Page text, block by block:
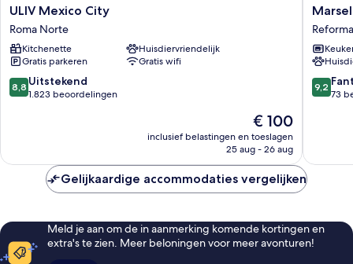
ULIV
Mexico
City
Roma
Norte
ULIV Mexico City
Roma Norte
Kitchenette
Huisdiervriendelijk
Gratis parkeren
Gratis wifi
8.8
van
8,8 Uitstekend
1.823 beoordelingen
De
prijs
is
€ 100
inclusief belastingen en toeslagen
25 aug - 26 aug
A
Kukun
Edition
Reforma
Reforma
9.2
van
9,2
73
Gelijkaardige accommodaties vergelijken
Meld je aan om de in aanmerking komende kortingen en
extra's te zien. Meer beloningen voor meer avonturen!